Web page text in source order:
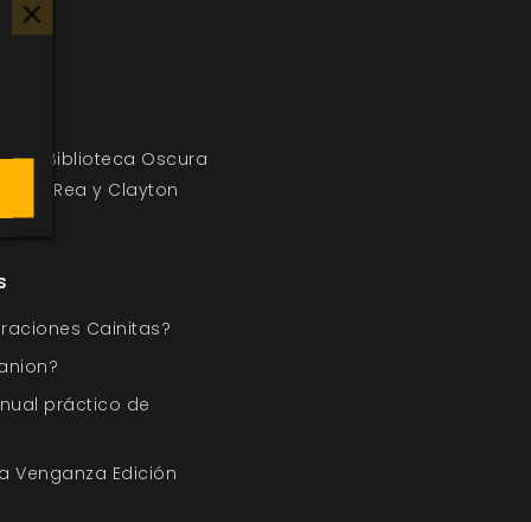
Biblioteca Oscura
Nicky Rea y Clayton
Cainitas?
práctico de
Venganza Edición